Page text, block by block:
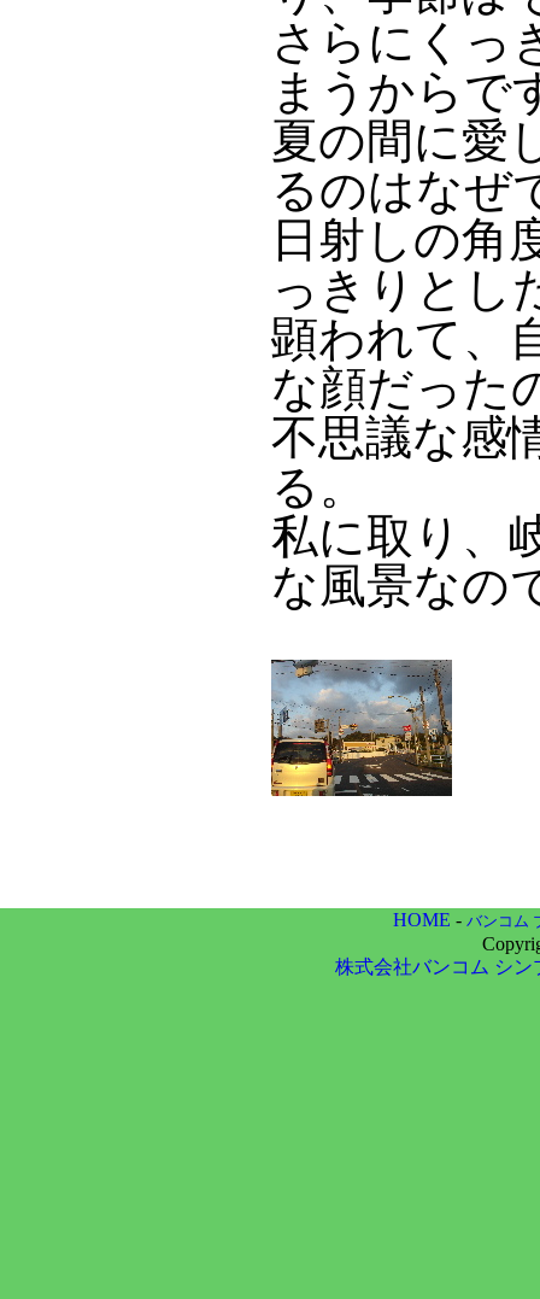
さらにくっ
まうからで
夏の間に愛
るのはなぜ
日射しの角
っきりとし
顕われて、
な顔だった
不思議な感
る。
私に取り、
な風景なの
HOME - バンコム
株式会社バンコム シン